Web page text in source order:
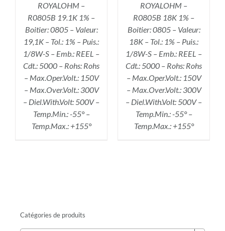
ROYALOHM –
R0805B 19.1K 1% –
Boitier: 0805 – Valeur:
19,1K – Tol.: 1% – Puis.:
1/8W-S – Emb.: REEL –
Cdt.: 5000 – Rohs: Rohs
– Max.Oper.Volt.: 150V
– Max.Over.Volt.: 300V
– Diel.With.Volt: 500V –
Temp.Min.: -55° –
Temp.Max.: +155°
ROYALOHM –
R0805B 18K 1% –
Boitier: 0805 – Valeur:
18K – Tol.: 1% – Puis.:
1/8W-S – Emb.: REEL –
Cdt.: 5000 – Rohs: Rohs
– Max.Oper.Volt.: 150V
– Max.Over.Volt.: 300V
– Diel.With.Volt: 500V –
Temp.Min.: -55° –
Temp.Max.: +155°
Catégories de produits